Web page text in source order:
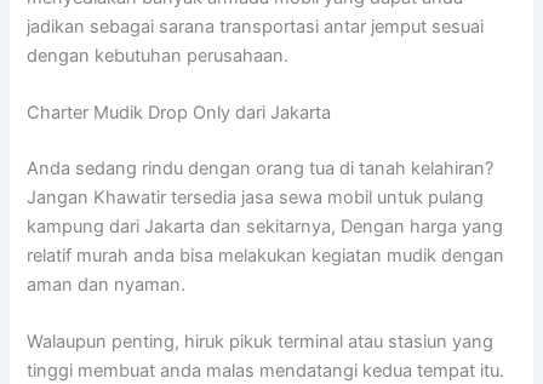
jadikan sebagai sarana transportasi antar jemput sesuai
dengan kebutuhan perusahaan.
Charter Mudik Drop Only dari Jakarta
Anda sedang rindu dengan orang tua di tanah kelahiran?
Jangan Khawatir tersedia jasa sewa mobil untuk pulang
kampung dari Jakarta dan sekitarnya, Dengan harga yang
relatif murah anda bisa melakukan kegiatan mudik dengan
aman dan nyaman.
Walaupun penting, hiruk pikuk terminal atau stasiun yang
tinggi membuat anda malas mendatangi kedua tempat itu.